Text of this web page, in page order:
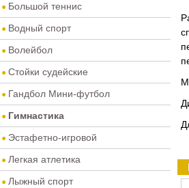
Большой теннис
Водный спорт
Волейбол
Стойки судейские
Гандбол Мини-футбол
Гимнастика
Эстафетно-игровой
Легкая атлетика
Лыжный спорт